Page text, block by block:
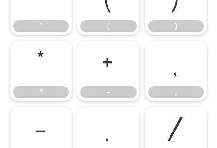
' ( )
*
*
+
+
,
,
- . /